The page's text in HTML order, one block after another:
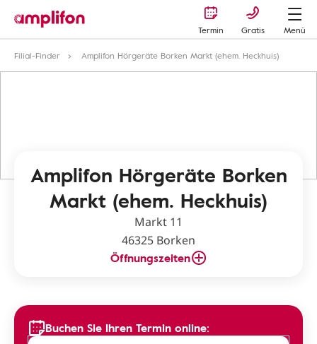
Termin Gratis
Menü
Filial-Finder
Amplifon Hörgeräte Borken Markt (ehem. Heckhuis)
Amplifon Hörgeräte Borken
Markt (ehem. Heckhuis)
Markt 11
46325 Borken
Öffnungszeiten
Buchen Sie Ihren Termin online: